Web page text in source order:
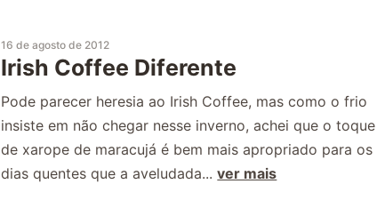
16 de agosto de 2012
Irish Coffee Diferente
Pode parecer heresia ao Irish Coffee, mas como o frio
insiste em não chegar nesse inverno, achei que o toque
de xarope de maracujá é bem mais apropriado para os
dias quentes que a aveludada...ver mais